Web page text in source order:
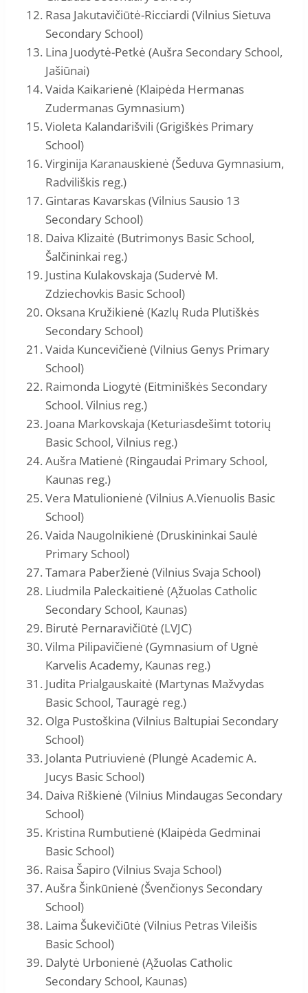
Rasa Jakutavičiūtė-Ricciardi (Vilnius Sietuva
Secondary School)
Lina Juodytė-Petkė (Aušra Secondary School,
Jašiūnai)
Vaida Kaikarienė (Klaipėda Hermanas
Zudermanas Gymnasium)
Violeta Kalandarišvili (Grigiškės Primary
School)
Virginija Karanauskienė (Šeduva Gymnasium,
Radviliškis reg.)
Gintaras Kavarskas (Vilnius Sausio 13
Secondary School)
Daiva Klizaitė (Butrimonys Basic School,
Šalčininkai reg.)
Justina Kulakovskaja (Sudervė M.
Zdziechovkis Basic School)
Oksana Kružikienė (Kazlų Ruda Plutiškės
Secondary School)
Vaida Kuncevičienė (Vilnius Genys Primary
School)
Raimonda Liogytė (Eitminiškės Secondary
School. Vilnius reg.)
Joana Markovskaja (Keturiasdešimt totorių
Basic School, Vilnius reg.)
Aušra Matienė (Ringaudai Primary School,
Kaunas reg.)
Vera Matulionienė (Vilnius A.Vienuolis Basic
School)
Vaida Naugolnikienė (Druskininkai Saulė
Primary School)
Tamara Paberžienė (Vilnius Svaja School)
Liudmila Paleckaitienė (Ąžuolas Catholic
Secondary School, Kaunas)
Birutė Pernaravičiūtė (LVJC)
Vilma Pilipavičienė (Gymnasium of Ugnė
Karvelis Academy, Kaunas reg.)
Judita Prialgauskaitė (Martynas Mažvydas
Basic School, Tauragė reg.)
Olga Pustoškina (Vilnius Baltupiai Secondary
School)
Jolanta Putriuvienė (Plungė Academic A.
Jucys Basic School)
Daiva Riškienė (Vilnius Mindaugas Secondary
School)
Kristina Rumbutienė (Klaipėda Gedminai
Basic School)
Raisa Šapiro (Vilnius Svaja School)
Aušra Šinkūnienė (Švenčionys Secondary
School)
Laima Šukevičiūtė (Vilnius Petras Vileišis
Basic School)
Dalytė Urbonienė (Ąžuolas Catholic
Secondary School, Kaunas)